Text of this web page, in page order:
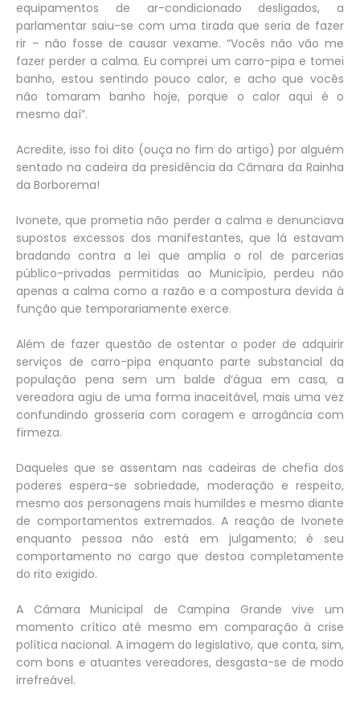
equipamentos de ar-condicionado desligados, a
parlamentar saiu-se com uma tirada que seria de fazer
rir – não fosse de causar vexame. “Vocês não vão me
fazer perder a calma. Eu comprei um carro-pipa e tomei
banho, estou sentindo pouco calor, e acho que vocês
não tomaram banho hoje, porque o calor aqui é o
mesmo daí”.
Acredite, isso foi dito (ouça no fim do artigo) por alguém
sentado na cadeira da presidência da Câmara da Rainha
da Borborema!
Ivonete, que prometia não perder a calma e denunciava
supostos excessos dos manifestantes, que lá estavam
bradando contra a lei que amplia o rol de parcerias
público-privadas permitidas ao Município, perdeu não
apenas a calma como a razão e a compostura devida à
função que temporariamente exerce.
Além de fazer questão de ostentar o poder de adquirir
serviços de carro-pipa enquanto parte substancial da
população pena sem um balde d’água em casa, a
vereadora agiu de uma forma inaceitável, mais uma vez
confundindo grosseria com coragem e arrogância com
firmeza.
Daqueles que se assentam nas cadeiras de chefia dos
poderes espera-se sobriedade, moderação e respeito,
mesmo aos personagens mais humildes e mesmo diante
de comportamentos extremados. A reação de Ivonete
enquanto pessoa não está em julgamento; é seu
comportamento no cargo que destoa completamente
do rito exigido.
A Câmara Municipal de Campina Grande vive um
momento crítico até mesmo em comparação à crise
política nacional. A imagem do legislativo, que conta, sim,
com bons e atuantes vereadores, desgasta-se de modo
irrefreável.